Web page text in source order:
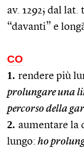
av. 1292; dal
“davanti” e
CO
1. rendere più
prolungare una
percorso della
2. aumentare la
lungo: ho